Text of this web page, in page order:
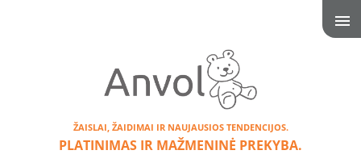
ŽAISLAI, ŽAIDIMAI IR NAUJAUSIOS TENDENCIJOS.
PLATINIMAS IR MAŽMENINĖ PREKYBA.